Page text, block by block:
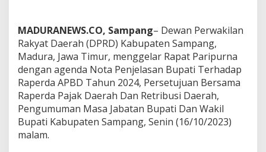
MADURANEWS.CO, Sampang– Dewan Perwakilan
Rakyat Daerah (DPRD) Kabupaten Sampang,
Madura, Jawa Timur, menggelar Rapat Paripurna
dengan agenda Nota Penjelasan Bupati Terhadap
Raperda APBD Tahun 2024, Persetujuan Bersama
Raperda Pajak Daerah Dan Retribusi Daerah,
Pengumuman Masa Jabatan Bupati Dan Wakil
Bupati Kabupaten Sampang, Senin (16/10/2023)
malam.